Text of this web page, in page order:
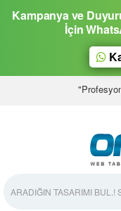
Kampanya ve
İçin